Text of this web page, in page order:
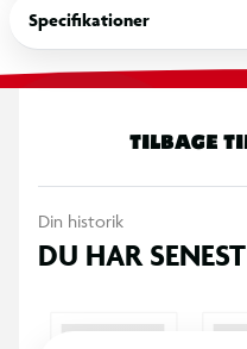
Perlerne er oplagte til både
af sjov, leg og fordybelse,
venner.
Specifikationer
TILBAGE
Din historik
DU HAR